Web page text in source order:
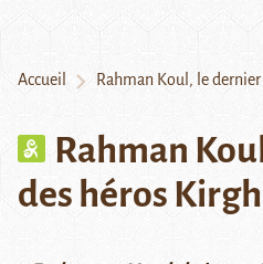
Accueil Rahman Koul, le
Rahman
des héros